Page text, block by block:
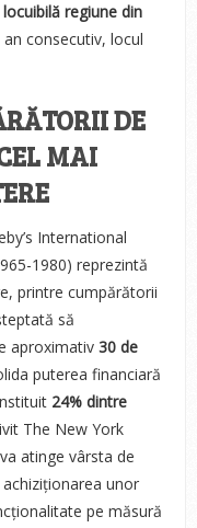
regiune din
consecutiv, locul
DE
MAI
International
1980) reprezintă
printre cumpărătorii
să
aproximativ 30 de
puterea financiară
24% dintre
The New York
atinge vârsta de
unor
pe măsură